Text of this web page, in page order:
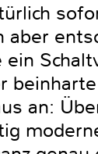
an: